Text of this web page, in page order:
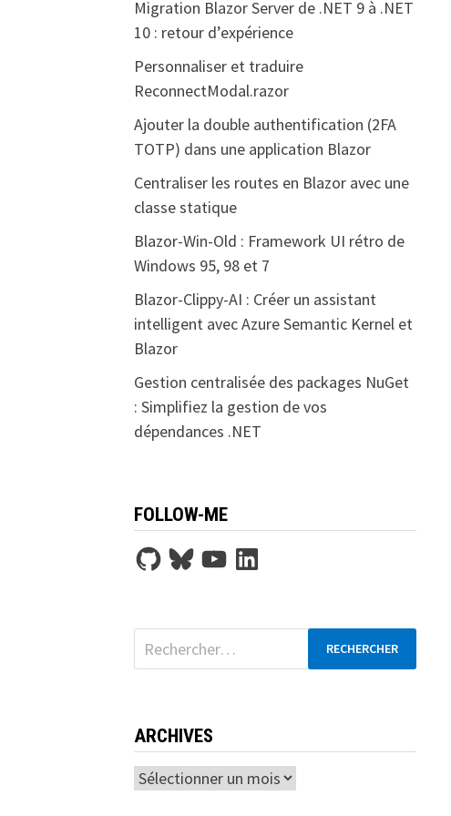
Migration Blazor Server de .NET 9 à .NET
10 : retour d’expérience
Personnaliser et traduire
ReconnectModal.razor
Ajouter la double authentification (2FA
TOTP) dans une application Blazor
Centraliser les routes en Blazor avec une
classe statique
Blazor-Win-Old : Framework UI rétro de
Windows 95, 98 et 7
Blazor-Clippy-AI : Créer un assistant
intelligent avec Azure Semantic Kernel et
Blazor
Gestion centralisée des packages NuGet
: Simplifiez la gestion de vos
dépendances .NET
FOLLOW-ME
GitHubBlueskyYouTubeLinkedIn
Rechercher :
ARCHIVES
Archives